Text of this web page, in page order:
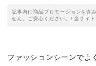
記事内に商品プロモーションを含
せん。ご安心ください。/ 当サイト
ファッションシーンでよ